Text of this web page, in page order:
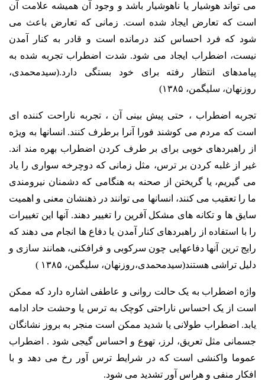
می تواند هوشیار یا ناهوشیار باشد و وجود آن همیشه علامت آن
است که تعارض ایجاد شده است. زمانی که تعارض باعث می
شود که فرد احساس کند درمانده است و قادر به کنار آمدن
نیست، اضطراب ایجاد می شود. شدت اضطراب تجربه شده به
پیامدهای انتظار رفته برای خود بستگی دارد.(سیدمحمدی،
روزنهان، سلیگمن، ۱۳۸۵)
تجربه اضطراب ، حتی پیش بینی آن ، تجربه ناراحت کننده ای
است که مردم می کوشند فورا آنرا برطرف کنند. انسانها به ویژه
از راهبردهای خوبی برای بر طرف کردن اضطراب بهره مند اند.
غیر از غلبه کردن بر ترس، مثل زمانی که دوچرخه سواری را یاد
می گیریم، یا گریختن از صحنه به هنگامی که دشمنان نیرومندی
ما را تعقیب می کنند، انسانها می توانند در ذهنشان معنی و اهمیت
سایق ها و تکانه های مشکل آفرین را تغییر دهند. آنها این تغییرات
را با استفاده از راهبردهای کنار آمدن یا دفاع ها انجام می دهند که
رایج ترین آنها دفاعهایی چون سرکوبی و فرافکنی، همانند سازی و
دلیل تراشی هستند(سیدمحمدی،روزنهان، سلیگمن، ۱۳۸۵ )
واژه اضطراب به یک حالت روانی و عاطفی اشاره دارد که ممکن
است از یک احساس ناراحتی کوچک به ترس یا وحشت حاد ادامه
یابد. اضطراب طولانی یا شدید ممکن است منجر به بروز نشانگان
جسمانی مثل تعریق، لرز، تهوع و احساس گیجی شود .
اضطراب
عموما واکنشی است که در شرایط ترس آور رخ می دهد و با
افکار منفی و هراس آور تشدید می شود.